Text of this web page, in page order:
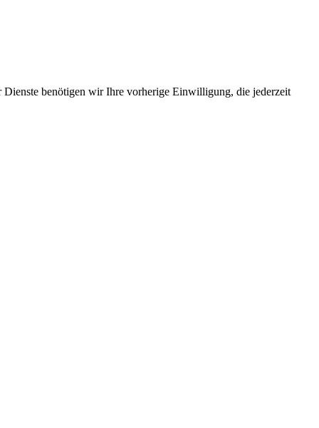
Dienste benötigen wir Ihre vorherige Einwilligung, die jederzeit